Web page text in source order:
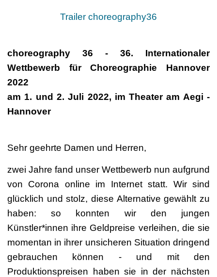
Trailer choreography36
choreography 36 - 36. Internationaler
Wettbewerb für Choreographie Hannover
2022
am 1. und 2. Juli 2022, im Theater am Aegi -
Hannover
Sehr geehrte Damen und Herren,
zwei Jahre fand unser Wettbewerb nun aufgrund
von Corona online im Internet statt. Wir sind
glücklich und stolz, diese Alternative gewählt zu
haben: so konnten wir den jungen
Künstler*innen ihre Geldpreise verleihen, die sie
momentan in ihrer unsicheren Situation dringend
gebrauchen können - und mit den
Produktionspreisen haben sie in der nächsten